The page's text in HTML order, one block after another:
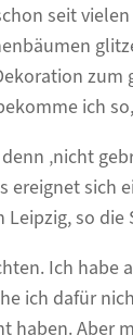
seit
ich
‚nicht
ereignet
so
Ich
ich dafür
haben. Aber